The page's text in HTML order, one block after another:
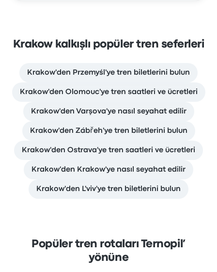
Krakow kalkışlı popüler tren seferleri
Krakow'den Przemyśl'ye tren biletlerini bulun
Krakow'den Olomouc'ye tren saatleri ve ücretleri
Krakow'den Varşova'ye nasıl seyahat edilir
Krakow'den Zábřeh'ye tren biletlerini bulun
Krakow'den Ostrava'ye tren saatleri ve ücretleri
Krakow'den Krakow'ye nasıl seyahat edilir
Krakow'den L'viv'ye tren biletlerini bulun
Popüler tren rotaları Ternopil’
yönüne